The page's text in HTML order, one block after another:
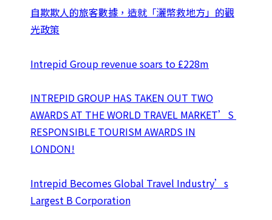
自欺欺人的旅客數據，造就「灑幣救地方」的觀
光政策
Intrepid Group revenue soars to £228m
INTREPID GROUP HAS TAKEN OUT TWO
AWARDS AT THE WORLD TRAVEL MARKET’S
RESPONSIBLE TOURISM AWARDS IN
LONDON!
Intrepid Becomes Global Travel Industry’s
Largest B Corporation